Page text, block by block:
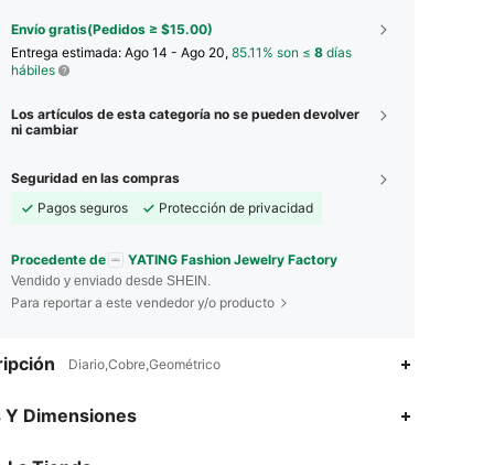
Envío gratis(Pedidos ≥ $15.00)
Entrega estimada: Ago 14 - Ago 20, 85.11% son ≤ 8 días
hábiles
Los artículos de esta categoría no se pueden devolver
ni cambiar
Seguridad en las compras
Pagos seguros
Protección de privacidad
Procedente de YATING Fashion Jewelry Factory
Vendido y enviado desde SHEIN.
Para reportar a este vendedor y/o producto
Diario,Cobre,Geométrico
Y Dimensiones
4.87